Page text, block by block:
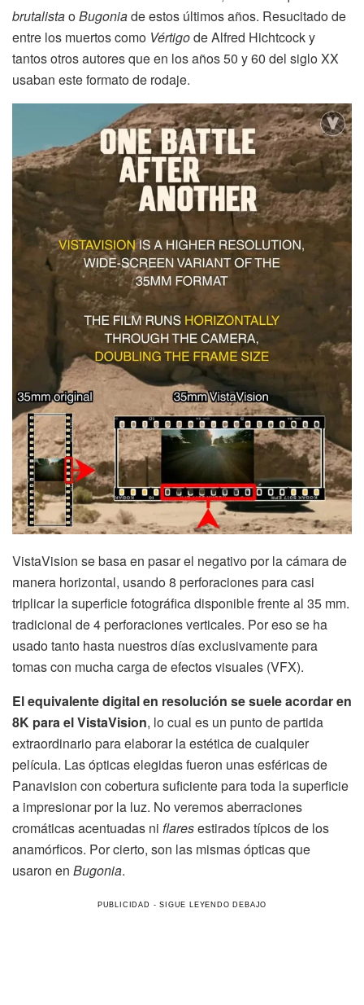
brutalistaoBugoniade estos últimos años. Resucitado de
entre los muertos como Vértigode Alfred Hichtcock y
tantos otros autores que en los años 50 y 60 del siglo XX
usaban este formato de rodaje.
VistaVision se basa en pasar el negativo por la cámara de
manera horizontal, usando 8 perforaciones para casi
triplicar la superficie fotográfica disponible frente al 35 mm.
tradicional de 4 perforaciones verticales. Por eso se ha
usado tanto hasta nuestros días exclusivamente para
tomas con mucha carga de efectos visuales (VFX).
El equivalente digital en resolución se suele acordar en
8K para el VistaVision, lo cual es un punto de partida
extraordinario para elaborar la estética de cualquier
película. Las ópticas elegidas fueron unas esféricas de
Panavision con cobertura suficiente para toda la superficie
a impresionar por la luz. No veremos aberraciones
cromáticas acentuadas ni flaresestirados típicos de los
anamórficos. Por cierto, son las mismas ópticas que
usaron en Bugonia.